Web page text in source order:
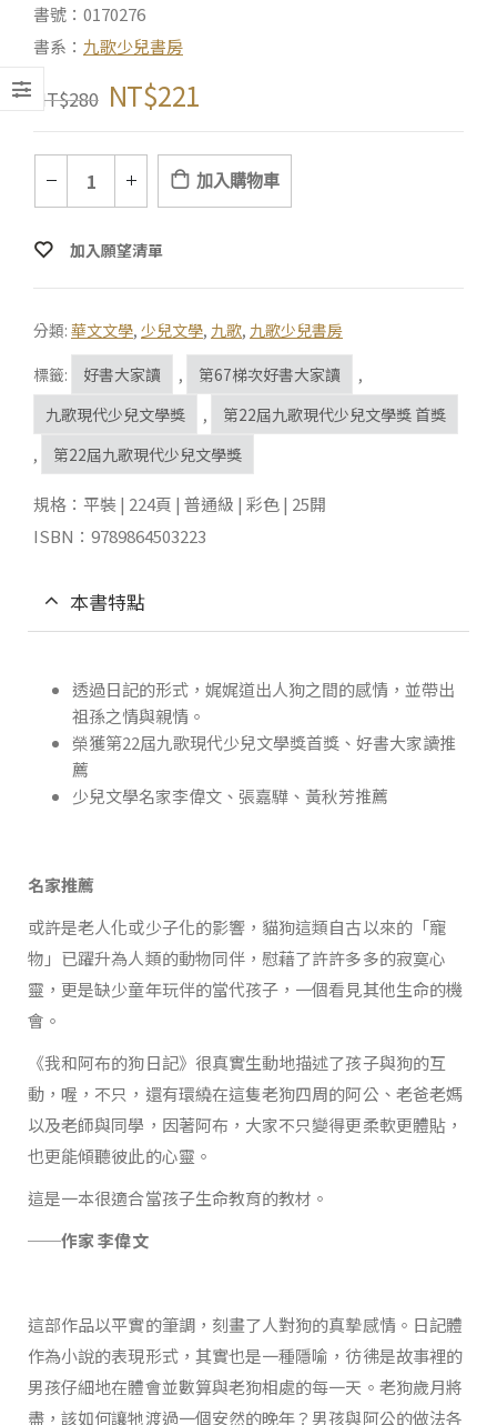
書號：0170276
書系： 九歌少兒書房
NT$280 NT$221
加入購物車
加入願望清單
分類: 華文文學, 少兒文學, 九歌, 九歌少兒書房
標籤:
好書大家讀 , 第67梯次好書大家讀
,
九歌現代少兒文學獎
,
第22屆九歌現代少兒文學獎 首獎
,
第22屆九歌現代少兒文學獎
規格：平裝 | 224頁 | 普通級 | 彩色 | 25開
ISBN：9789864503223
本書特點
透過日記的形式，娓娓道出人狗之間的感情，並帶出
祖孫之情與親情。
榮獲第22屆九歌現代少兒文學獎首獎、好書大家讀推
薦
少兒文學名家李偉文、張嘉驊、黃秋芳推薦
名家推薦
或許是老人化或少子化的影響，貓狗這類自古以來的「寵
物」已躍升為人類的動物同伴，慰藉了許許多多的寂寞心
靈，更是缺少童年玩伴的當代孩子，一個看見其他生命的機
會。
《我和阿布的狗日記》很真實生動地描述了孩子與狗的互
動，喔，不只，還有環繞在這隻老狗四周的阿公、老爸老媽
以及老師與同學，因著阿布，大家不只變得更柔軟更體貼，
也更能傾聽彼此的心靈。
這是一本很適合當孩子生命教育的教材。
──作家李偉文
這部作品以平實的筆調，刻畫了人對狗的真摯感情。日記體
作為小說的表現形式，其實也是一種隱喻，彷彿是故事裡的
男孩仔細地在體會並數算與老狗相處的每一天。老狗歲月將
盡，該如何讓牠渡過一個安然的晚年？男孩與阿公的做法各